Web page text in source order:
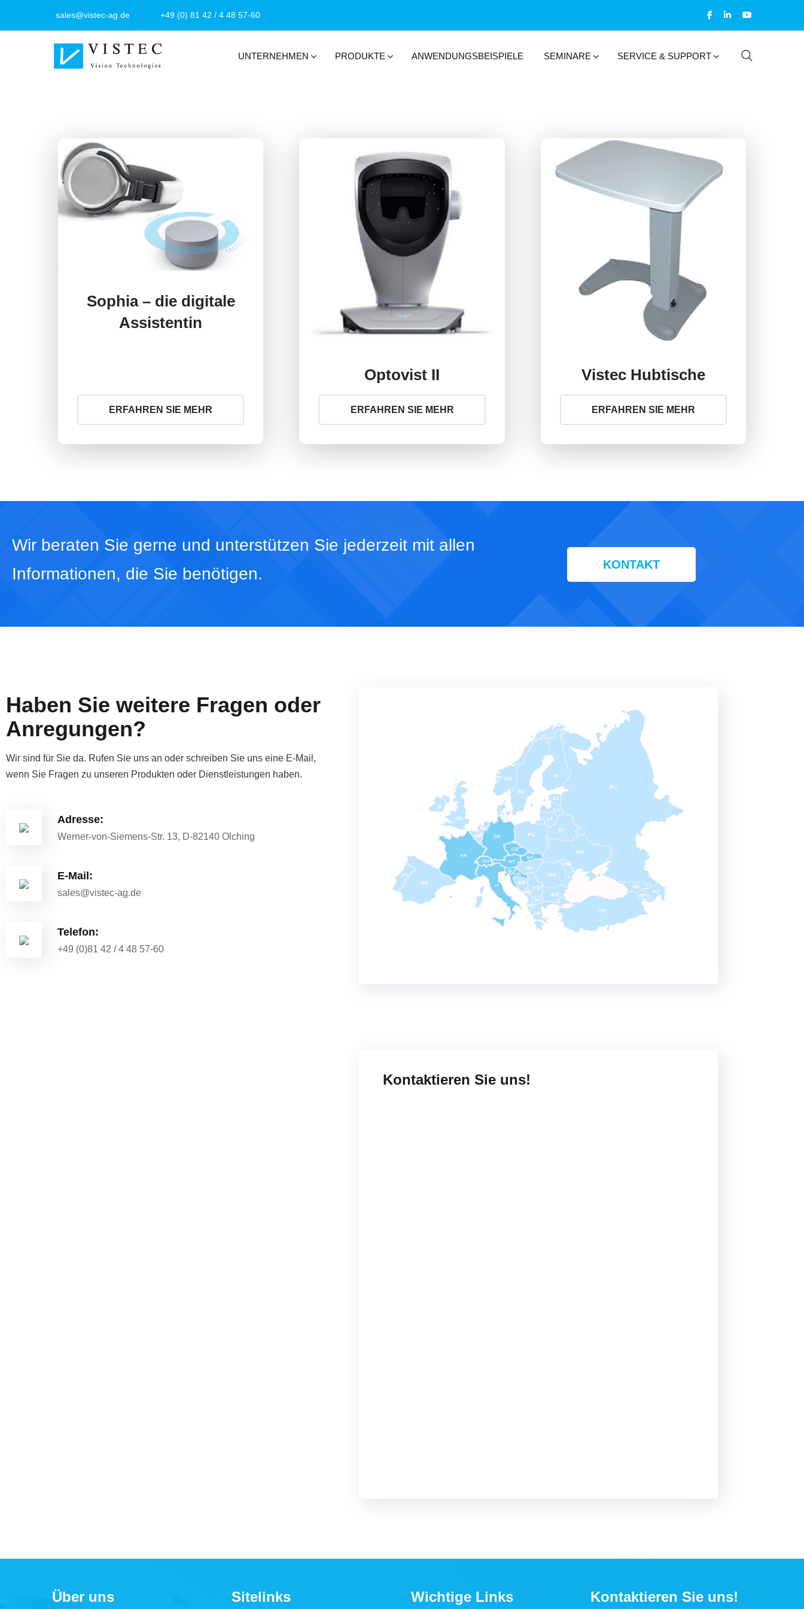
sales@vistec-ag.de +49 (0) 81 42 / 4 48 57-60
UNTERNEHMEN PRODUKTE ANWENDUNGSBEISPIELE SEMINARE SERVICE & SUPPORT
Sophia – die digitale
Assistentin
ERFAHREN SIE MEHR
Optovist II
ERFAHREN SIE MEHR
Vistec Hubtische
ERFAHREN SIE MEHR
Wir beraten Sie gerne und unterstützen Sie jederzeit mit allen
Informationen, die Sie benötigen.
KONTAKT
Haben Sie weitere Fragen oder
Anregungen?
Wir sind für Sie da. Rufen Sie uns an oder schreiben Sie uns eine E-Mail,
wenn Sie Fragen zu unseren Produkten oder Dienstleistungen haben.
Adresse:
Werner-von-Siemens-Str. 13, D-82140 Olching
E-Mail:
sales@vistec-ag.de
Telefon:
+49 (0)81 42 / 4 48 57-60
Kontaktieren Sie uns!
Über uns Sitelinks Wichtige Links Kontaktieren Sie uns!